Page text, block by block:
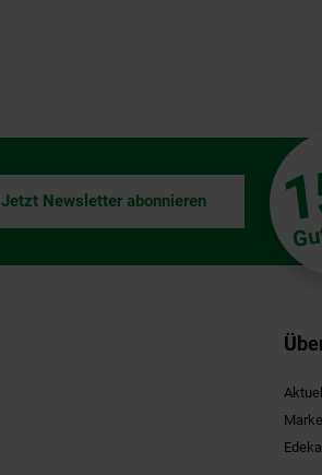
Jetzt Newsletter abonnieren